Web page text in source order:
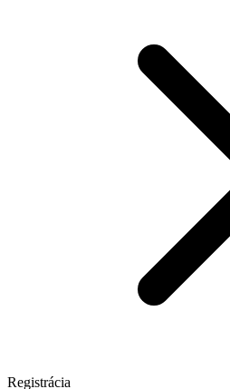
Registrácia